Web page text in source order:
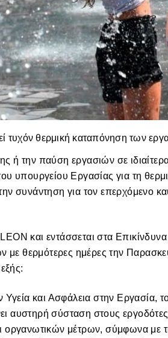
τυχόν θερμική καταπόνηση των
ή την παύση εργασιών σε
υπουργείου Εργασίας για τη
συνάντηση για τον επερχόμενο
και εντάσσεται στα Επικίνδυνα
με θερμότερες ημέρες την
και Ασφάλεια στην Εργασία,
αυστηρή σύσταση στους
οργανωτικών μέτρων, σύμφωνα με